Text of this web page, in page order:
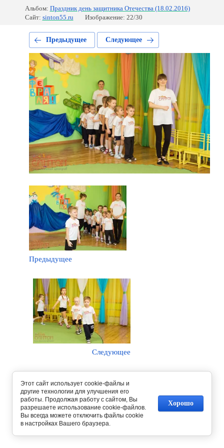
Альбом: Праздник день защитника Отечества (18.02.2016)
Сайт: sinton55.ru Изображение: 22/30
Предыдущее Следующее
Предыдущее
Следующее
Вернуться в галерею
Этот сайт использует cookie-файлы и
другие технологии для улучшения его
работы. Продолжая работу с сайтом, Вы
разрешаете использование cookie-файлов.
Вы всегда можете отключить файлы cookie
в настройках Вашего браузера.
Хорошо